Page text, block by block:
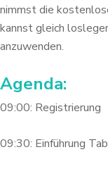
nimmst die
kannst gleich
anzuwenden.
Agenda:
09:00: Registrierung
09:30: Einführung